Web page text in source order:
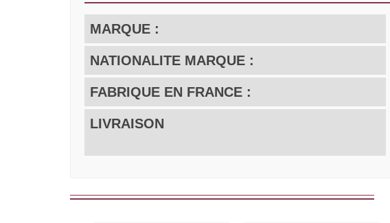
MARQUE :
NATIONALITE MARQUE :
FABRIQUE EN FRANCE :
LIVRAISON